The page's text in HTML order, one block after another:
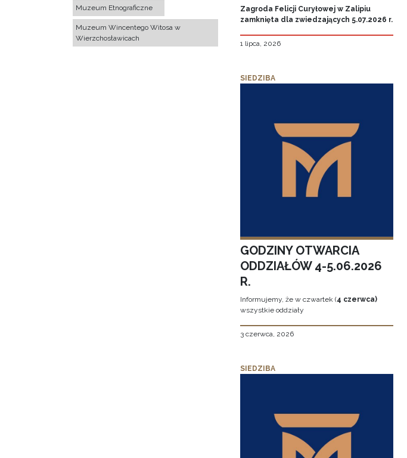
Muzeum Etnograficzne
Muzeum Wincentego Witosa w
Wierzchosławicach
Zagroda Felicji Curyłowej w Zalipiu
zamknięta dla zwiedzających 5.07.2026 r.
1 lipca, 2026
SIEDZIBA
GODZINY OTWARCIA
ODDZIAŁÓW 4-5.06.2026
R.
Informujemy, że w czwartek (4 czerwca)
wszystkie oddziały
3 czerwca, 2026
SIEDZIBA